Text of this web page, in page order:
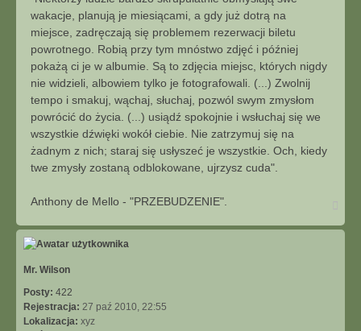
j
wakacje, planują je miesiącami, a gdy już dotrą na
miejsce, zadręczają się problemem rezerwacji biletu
powrotnego. Robią przy tym mnóstwo zdjęć i później
pokażą ci je w albumie. Są to zdjęcia miejsc, których nigdy
nie widzieli, albowiem tylko je fotografowali. (...) Zwolnij
tempo i smakuj, wąchaj, słuchaj, pozwól swym zmysłom
powrócić do życia. (...) usiądź spokojnie i wsłuchaj się we
wszystkie dźwięki wokół ciebie. Nie zatrzymuj się na
żadnym z nich; staraj się usłyszeć je wszystkie. Och, kiedy
twe zmysły zostaną odblokowane, ujrzysz cuda".
Anthony de Mello - "PRZEBUDZENIE".
g
Mr. Wilson
Posty: 422
Rejestracja: 27 paź 2010, 22:55
Lokalizacja: xyz